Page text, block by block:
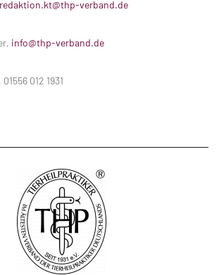
redaktion.kt@thp-verband.de
info@thp-verband.de
012 1931